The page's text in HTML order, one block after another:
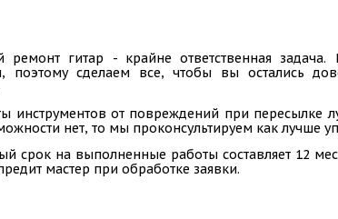
ремонт гитар - крайне ответственная
поэтому сделаем все, чтобы вы остались
инструментов от повреждений при пересылке
нет, то мы проконсультируем как лучше
срок на выполненные работы составляет 12
мастер при обработке заявки.